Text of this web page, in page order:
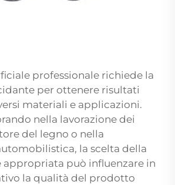
professionale richiede la
per ottenere risultati
materiali e applicazioni.
nella lavorazione dei
del legno o nella
la scelta della
può influenzare in
la qualità del prodotto